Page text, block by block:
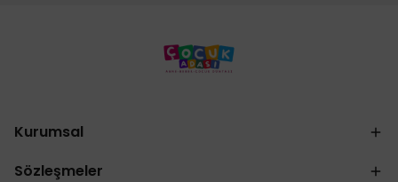
Kurumsal
Sözleşmeler